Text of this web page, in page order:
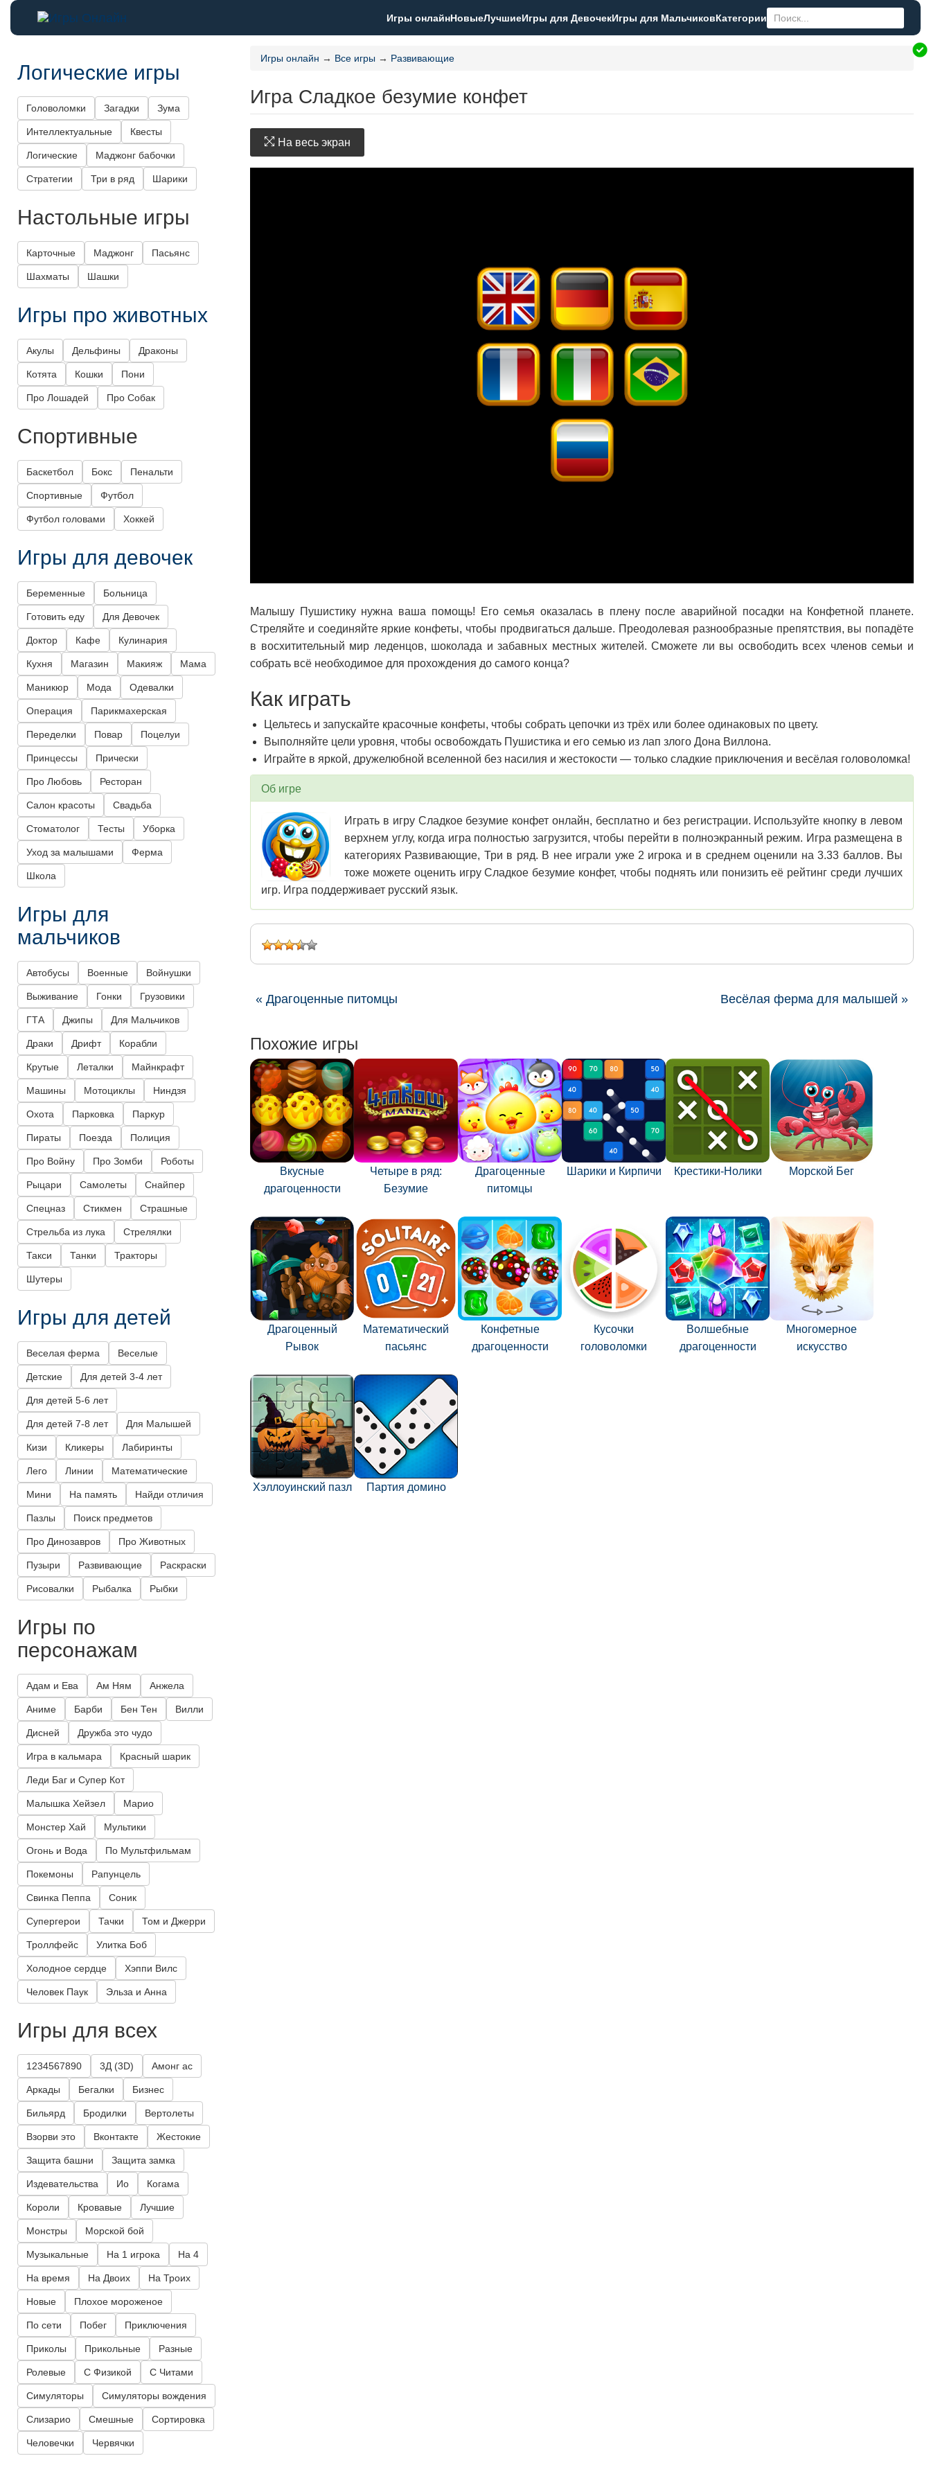
Игры онлайнНовыеЛучшиеИгры для ДевочекИгры для МальчиковКатегории
Игры онлайн → Все игры → Развивающие
Игра Сладкое безумие конфет
На весь экран
Малышу Пушистику нужна ваша помощь! Его семья оказалась в плену после аварийной посадки на Конфетной планете.
Стреляйте и соединяйте яркие конфеты, чтобы продвигаться дальше. Преодолевая разнообразные препятствия, вы попадёте
в восхитительный мир леденцов, шоколада и забавных местных жителей. Сможете ли вы освободить всех членов семьи и
собрать всё необходимое для прохождения до самого конца?
Как играть
Цельтесь и запускайте красочные конфеты, чтобы собрать цепочки из трёх или более одинаковых по цвету.
Выполняйте цели уровня, чтобы освобождать Пушистика и его семью из лап злого Дона Виллона.
Играйте в яркой, дружелюбной вселенной без насилия и жестокости — только сладкие приключения и весёлая головоломка!
Об игре
Играть в игру Сладкое безумие конфет онлайн, бесплатно и без регистрации. Используйте кнопку в левом
верхнем углу, когда игра полностью загрузится, чтобы перейти в полноэкранный режим. Игра размещена в
категориях Развивающие, Три в ряд. В нее играли уже 2 игрока и в среднем оценили на 3.33 баллов. Вы
тоже можете оценить игру Сладкое безумие конфет, чтобы поднять или понизить её рейтинг среди лучших
игр. Игра поддерживает русский язык.
« Драгоценные питомцы Весёлая ферма для малышей »
Похожие игры
Вкусные
драгоценности
Четыре в ряд:
Безумие
Драгоценные
питомцы
Шарики и Кирпичи Крестики-Нолики Морской Бег
Драгоценный
Рывок
Математический
пасьянс
Конфетные
драгоценности
Кусочки
головоломки
Волшебные
драгоценности
Многомерное
искусство
Хэллоуинский пазл Партия домино
Логические игры
Головоломки Загадки Зума
Интеллектуальные Квесты
Логические Маджонг бабочки
Стратегии Три в ряд Шарики
Настольные игры
Карточные Маджонг Пасьянс
Шахматы Шашки
Игры про животных
Акулы Дельфины Драконы
Котята Кошки Пони
Про Лошадей Про Собак
Спортивные
Баскетбол Бокс Пенальти
Спортивные Футбол
Футбол головами Хоккей
Игры для девочек
Беременные Больница
Готовить еду Для Девочек
Доктор Кафе Кулинария
Кухня Магазин Макияж Мама
Маникюр Мода Одевалки
Операция Парикмахерская
Переделки Повар Поцелуи
Принцессы Прически
Про Любовь Ресторан
Салон красоты Свадьба
Стоматолог Тесты Уборка
Уход за малышами Ферма
Школа
Игры для
мальчиков
Автобусы Военные Войнушки
Выживание Гонки Грузовики
ГТА Джипы Для Мальчиков
Драки Дрифт Корабли
Крутые Леталки Майнкрафт
Машины Мотоциклы Ниндзя
Охота Парковка Паркур
Пираты Поезда Полиция
Про Войну Про Зомби Роботы
Рыцари Самолеты Снайпер
Спецназ Стикмен Страшные
Стрельба из лука Стрелялки
Такси Танки Тракторы
Шутеры
Игры для детей
Веселая ферма Веселые
Детские Для детей 3-4 лет
Для детей 5-6 лет
Для детей 7-8 лет Для Малышей
Кизи Кликеры Лабиринты
Лего Линии Математические
Мини На память Найди отличия
Пазлы Поиск предметов
Про Динозавров Про Животных
Пузыри Развивающие Раскраски
Рисовалки Рыбалка Рыбки
Игры по
персонажам
Адам и Ева Ам Ням Анжела
Аниме Барби Бен Тен Вилли
Дисней Дружба это чудо
Игра в кальмара Красный шарик
Леди Баг и Супер Кот
Малышка Хейзел Марио
Монстер Хай Мультики
Огонь и Вода По Мультфильмам
Покемоны Рапунцель
Свинка Пеппа Соник
Супергерои Тачки Том и Джерри
Троллфейс Улитка Боб
Холодное сердце Хэппи Вилс
Человек Паук Эльза и Анна
Игры для всех
1234567890 3Д (3D) Амонг ас
Аркады Бегалки Бизнес
Бильярд Бродилки Вертолеты
Взорви это Вконтакте Жестокие
Защита башни Защита замка
Издевательства Ио Когама
Короли Кровавые Лучшие
Монстры Морской бой
Музыкальные На 1 игрока На 4
На время На Двоих На Троих
Новые Плохое мороженое
По сети Побег Приключения
Приколы Прикольные Разные
Ролевые С Физикой С Читами
Симуляторы Симуляторы вождения
Слизарио Смешные Сортировка
Человечки Червячки